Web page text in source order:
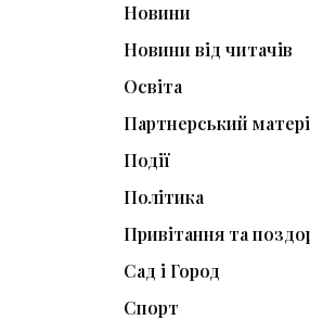
Новини
Новини від читачів
Освіта
Партнерський
Події
Політика
Привітання та
Сад і Город
Спорт